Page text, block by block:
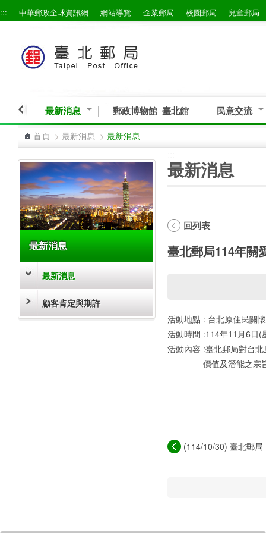
跳到主要內容區塊
::: 中華郵政全球資訊網 網站導覽 企業郵局 校園郵局 兒童郵局
最新消息 郵政博物館_臺北館 民意交流
首頁 > 最新消息 > 最新消息
最新消息
最新消息
顧客肯定與期許
最新消息
回列表
臺北郵局114年關
活動地點 : 台北原住民關
活動時間 :114年11月6日(
活動內容 :臺北郵局對台
價值及潛能之宗旨長
(114/10/30) 臺北郵